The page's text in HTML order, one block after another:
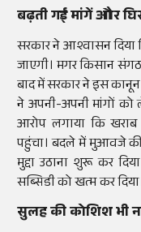
बढ़ती गईं मांगें और
सरकार ने आश्वासन दिया
जाएगी। मगर किसान
बाद में सरकार ने इस
ने अपनी-अपनी मांगों
आरोप लगाया कि
पहुंचा। बदले में मुआवजे
मुद्दा उठाना शुरू कर
सब्सिडी को खत्म कर
सुलह की कोशिश भी